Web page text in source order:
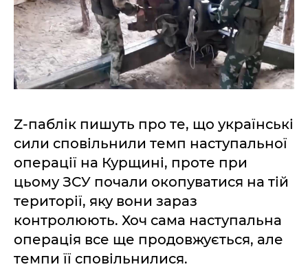
Z-паблік пишуть про те, що українські
сили сповільнили темп наступальної
операції на Курщині, проте при
цьому ЗСУ почали окопуватися на тій
території, яку вони зараз
контролюють. Хоч сама наступальна
операція все ще продовжується, але
темпи її сповільнилися.